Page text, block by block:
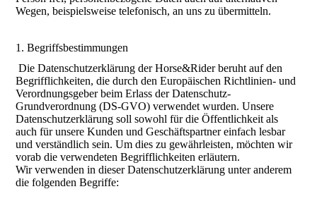
Wegen, beispielsweise telefonisch, an uns zu übermitteln.
1. Begriffsbestimmungen
Die Datenschutzerklärung der Horse&Rider beruht auf den
Begrifflichkeiten, die durch den Europäischen Richtlinien- und
Verordnungsgeber beim Erlass der Datenschutz-
Grundverordnung (DS-GVO) verwendet wurden. Unsere
Datenschutzerklärung soll sowohl für die Öffentlichkeit als
auch für unsere Kunden und Geschäftspartner einfach lesbar
und verständlich sein. Um dies zu gewährleisten, möchten wir
vorab die verwendeten Begrifflichkeiten erläutern.
Wir verwenden in dieser Datenschutzerklärung unter anderem
die folgenden Begriffe: